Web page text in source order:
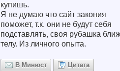
купишь.
Я не думаю что сайт закония
поможет, т.к. они не будут себя
подставлять, своя рубашка
телу. Из личного опыта.
В Минюст
Цитата